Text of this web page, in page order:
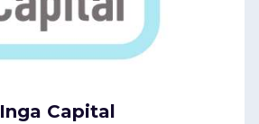
Inga Capital